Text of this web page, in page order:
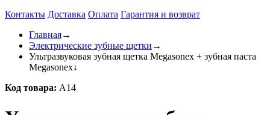
Контакты Доставка Оплата Гарантия и возврат
Главная→
Электрические зубные щетки →
Ультразвуковая зубная щетка Megasonex + зубная паста
Megasonex↓
Код товара: A14